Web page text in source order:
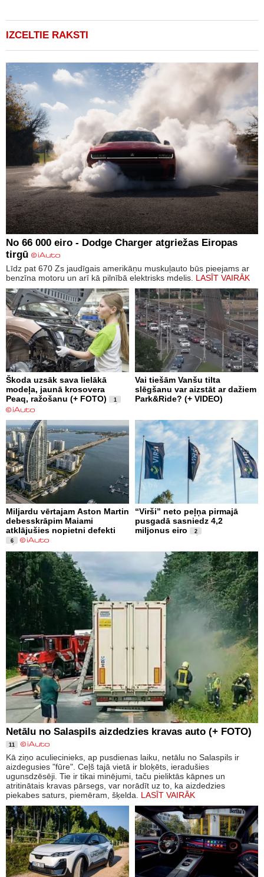
IZCELTIE RAKSTI
No 66 000 eiro - Dodge Charger atgriežas Eiropas
tirgū
Līdz pat 670 Zs jaudīgais amerikāņu muskuļauto būs pieejams ar
benzīna motoru un arī kā pilnībā elektrisks mdelis. LASĪT VAIRĀK
Škoda uzsāk sava lielākā
modeļa, jaunā krosovera
Peaq, ražošanu (+ FOTO)
1
Vai tiešām Vanšu tilta
slēgšanu var aizstāt ar dažiem
Park&Ride? (+ VIDEO)
Miljardu vērtajam Aston Martin
debesskrāpim Maiami
atklājušies nopietni defekti
6
“Virši” neto peļņa pirmajā
pusgadā sasniedz 4,2
miljonus eiro
2
Netālu no Salaspils aizdedzies kravas auto (+ FOTO)
11
Kā ziņo aculiecinieks, ap pusdienas laiku, netālu no Salaspils ir
aizdegusies "fūre". Ceļš tajā vietā ir bloķēts, ieradušies
ugunsdzēsēji. Tie ir tikai minējumi, taču pieliktās kāpnes un
atritinātais kravas pārsegs, var norādīt uz to, ka aizdedzies
piekabes saturs, piemēram, šķelda. LASĪT VAIRĀK